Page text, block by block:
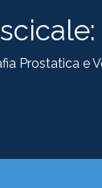
Prostatica e